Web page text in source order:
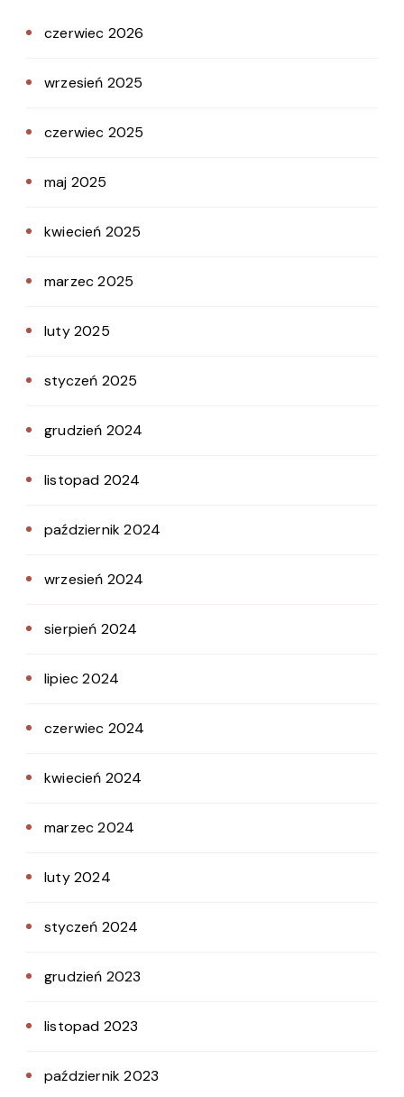
czerwiec 2026
wrzesień 2025
czerwiec 2025
maj 2025
kwiecień 2025
marzec 2025
luty 2025
styczeń 2025
grudzień 2024
listopad 2024
październik 2024
wrzesień 2024
sierpień 2024
lipiec 2024
czerwiec 2024
kwiecień 2024
marzec 2024
luty 2024
styczeń 2024
grudzień 2023
listopad 2023
październik 2023